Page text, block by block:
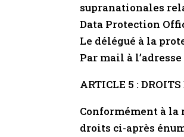
supranationales
Data Protection
Le délégué à la
Par mail à
ARTICLE 5 :
Conformément à
droits ci-après